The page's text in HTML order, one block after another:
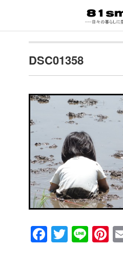
DSC01358
F
a
T
wi
Li
n
Pi
nt